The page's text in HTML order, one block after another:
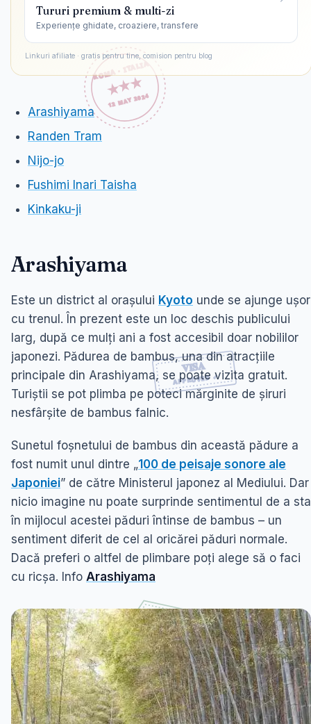
Tururi premium & multi-zi
Experiențe ghidate, croaziere, transfere
Linkuri afiliate · gratis pentru tine, comision pentru blog
Arashiyama
Randen Tram
Nijo-jo
Fushimi Inari Taisha
Kinkaku-ji
Arashiyama
Este un district al orașului Kyoto unde se ajunge ușor
cu trenul. În prezent este un loc deschis publicului
larg, după ce mulți ani a fost accesibil doar nobililor
japonezi. Pădurea de bambus, una din atracțiile
principale din Arashiyama, se poate vizita gratuit.
Turiștii se pot plimba pe poteci mărginite de șiruri
nesfârșite de bambus falnic.
Sunetul foșnetului de bambus din această pădure a
fost numit unul dintre „100 de peisaje sonore ale
Japoniei” de către Ministerul japonez al Mediului. Dar
nicio imagine nu poate surprinde sentimentul de a sta
în mijlocul acestei păduri întinse de bambus – un
sentiment diferit de cel al oricărei păduri normale.
Dacă preferi o altfel de plimbare poți alege să o faci
cu ricșa. Info Arashiyama